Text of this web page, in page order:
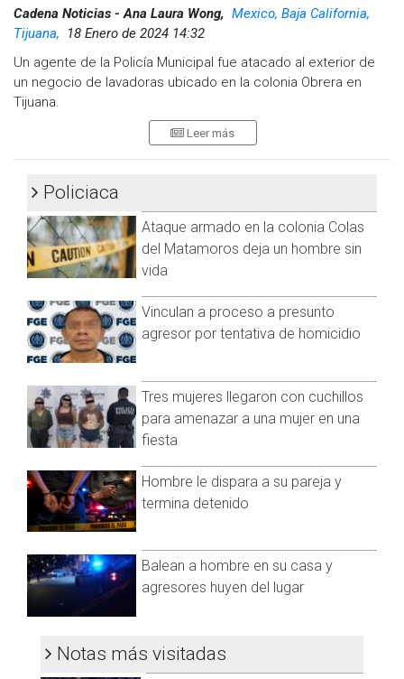
Cadena Noticias - Ana Laura Wong, Mexico, Baja California,
Tijuana,
18 Enero de 2024 14:32
Un agente de la Policía Municipal fue atacado al exterior de
un negocio de lavadoras ubicado en la colonia Obrera en
Tijuana.
De acuerdo al reporte policial, los hechos ocurrieron a las
12:40 horas de este jueves y al arribo localizaron al agente
cefálica.
El agente de la Policía Municipal se encontraba fuera de
servicio en compañía de su esposa y fue trasladado a una
unidad hospitalaria en condición grave.
El presunto responsable huyó a bordo de un vehículo de
color gris y presuntamente hubo detenciones en la colonia
Jardín
www.cadenanoticias.com| Twitter:@cadena_noticias|
Facebook:@cadenanoticiasmx| Instagram:
@cadenanoticiasmx| TikTok:
Leer más
Policiaca
Ataque armado en la colonia Colas
del Matamoros deja un hombre sin
vida
Vinculan a proceso a presunto
agresor por tentativa de homicidio
Tres mujeres llegaron con cuchillos
para amenazar a una mujer en una
fiesta
Hombre le dispara a su pareja y
termina detenido
Balean a hombre en su casa y
agresores huyen del lugar
Notas más visitadas